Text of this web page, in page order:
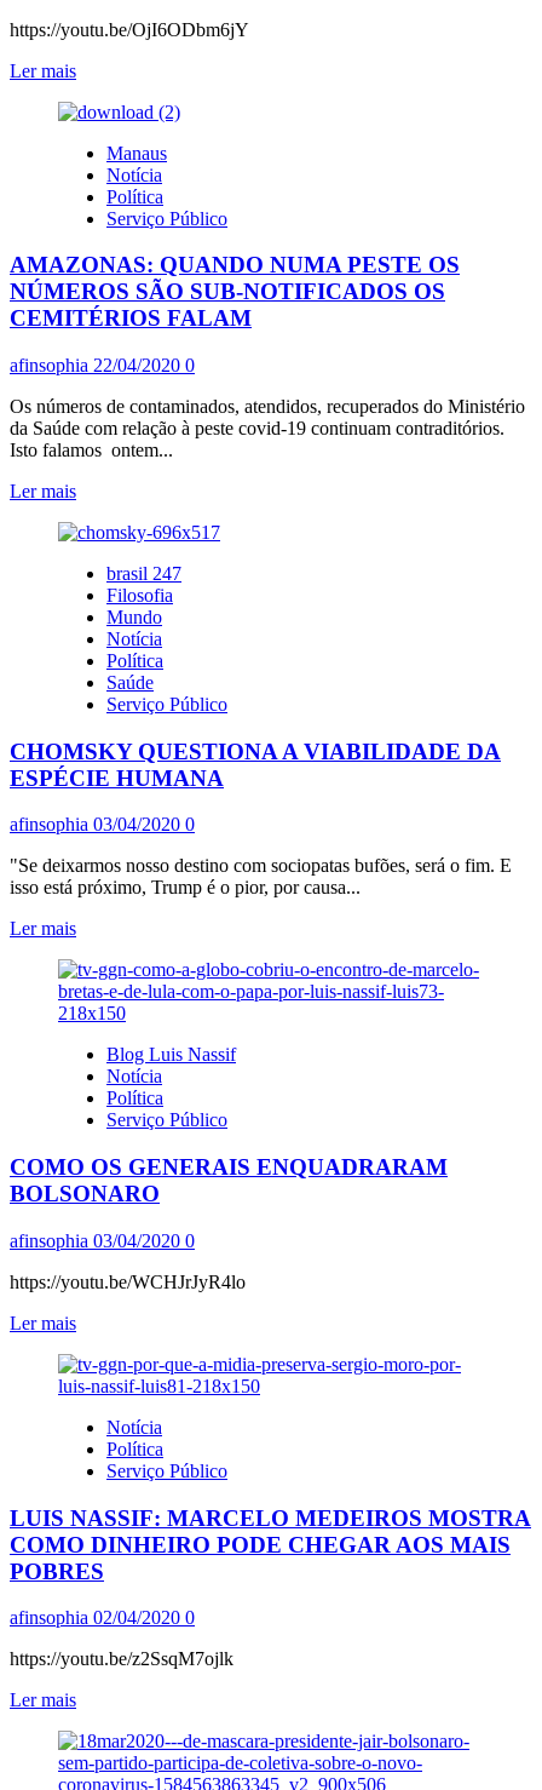
https://youtu.be/OjI6ODbm6jY
Ler maisLeia
sobre
NASSIF:
O
SUPREMO
PODE
O
PRESIDENTE
DE
INDICAR
DIRETOR
GERAL
DA
POLÍCIA
FEDERAL?
Manaus
Notícia
Política
Serviço Público
AMAZONAS: QUANDO NUMA PESTE OS
NÚMEROS SÃO SUB-NOTIFICADOS OS
CEMITÉRIOS FALAM
afinsophia 22/04/2020 0
Os números de contaminados, atendidos, recuperados do Ministério
da Saúde com relação à peste covid-19 continuam contraditórios.
Isto falamos ontem...
Ler maisLeia
sobre
QUANDO
NUMA
PESTE
OS
NÚMEROS
SÃO
SUB-
OS
CEMITÉRIOS
FALAM
brasil 247
Filosofia
Mundo
Notícia
Política
Saúde
Serviço Público
CHOMSKY QUESTIONA A VIABILIDADE DA
ESPÉCIE HUMANA
afinsophia 03/04/2020 0
"Se deixarmos nosso destino com sociopatas bufões, será o fim. E
isso está próximo, Trump é o pior, por causa...
Ler maisLeia
sobre
CHOMSKY
QUESTIONA
VIABILIDADE
DA
ESPÉCIE
HUMANA
Blog Luis Nassif
Notícia
Política
Serviço Público
COMO OS GENERAIS ENQUADRARAM
BOLSONARO
afinsophia 03/04/2020 0
https://youtu.be/WCHJrJyR4lo
Ler maisLeia
sobre
COMO
GENERAIS
ENQUADRARAM
BOLSONARO
Notícia
Política
Serviço Público
LUIS NASSIF: MARCELO MEDEIROS MOSTRA
COMO DINHEIRO PODE CHEGAR AOS MAIS
POBRES
afinsophia 02/04/2020 0
https://youtu.be/z2SsqM7ojlk
Ler maisLeia
sobre
LUIS